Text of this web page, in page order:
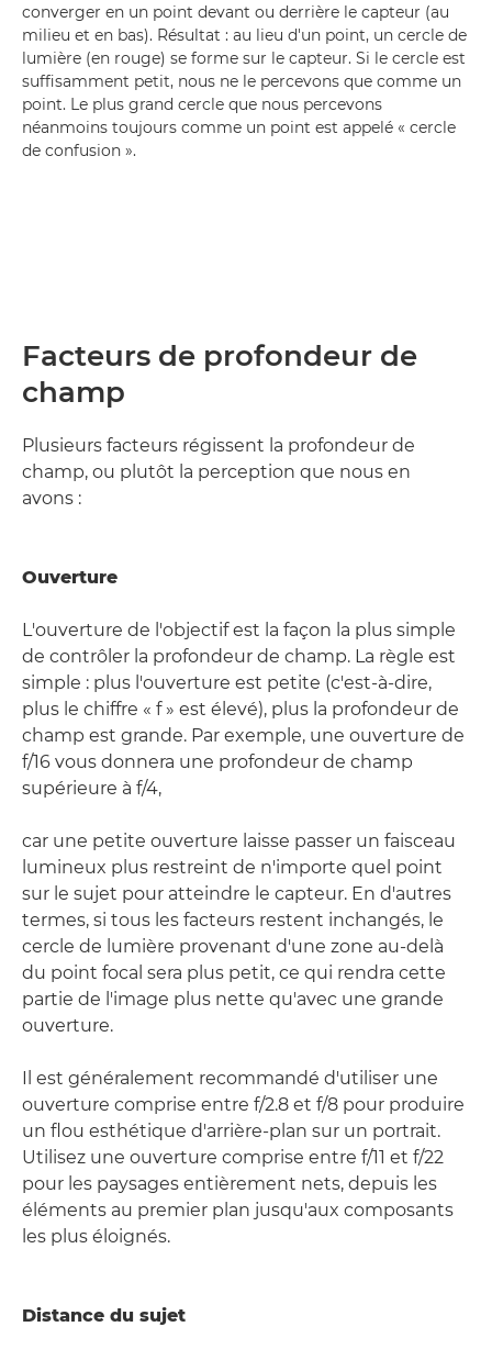
converger en un point devant ou derrière le capteur (au
milieu et en bas). Résultat : au lieu d'un point, un cercle de
lumière (en rouge) se forme sur le capteur. Si le cercle est
suffisamment petit, nous ne le percevons que comme un
point. Le plus grand cercle que nous percevons
néanmoins toujours comme un point est appelé « cercle
de confusion ».
Facteurs de profondeur de
champ
Plusieurs facteurs régissent la profondeur de
champ, ou plutôt la perception que nous en
avons :
Ouverture
L'ouverture de l'objectif est la façon la plus simple
de contrôler la profondeur de champ. La règle est
simple : plus l'ouverture est petite (c'est-à-dire,
plus le chiffre « f » est élevé), plus la profondeur de
champ est grande. Par exemple, une ouverture de
f/16 vous donnera une profondeur de champ
supérieure à f/4,
car une petite ouverture laisse passer un faisceau
lumineux plus restreint de n'importe quel point
sur le sujet pour atteindre le capteur. En d'autres
termes, si tous les facteurs restent inchangés, le
cercle de lumière provenant d'une zone au-delà
du point focal sera plus petit, ce qui rendra cette
partie de l'image plus nette qu'avec une grande
ouverture.
Il est généralement recommandé d'utiliser une
ouverture comprise entre f/2.8 et f/8 pour produire
un flou esthétique d'arrière-plan sur un portrait.
Utilisez une ouverture comprise entre f/11 et f/22
pour les paysages entièrement nets, depuis les
éléments au premier plan jusqu'aux composants
les plus éloignés.
Distance du sujet